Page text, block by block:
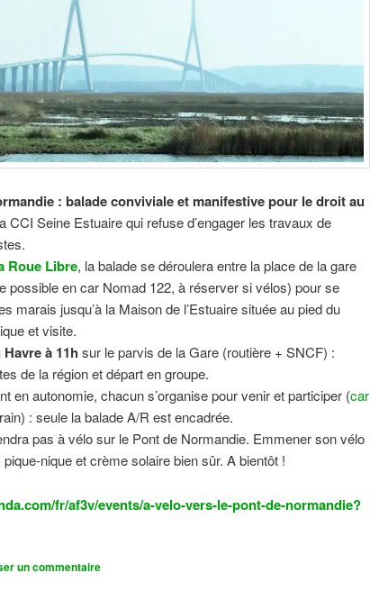
: balade conviviale et manifestivepour le droit au
CCI Seine Estuaire qui refuse d’engager les travaux de
Roue Libre, la balade se déroulera entre la place de la gare
possible en car Nomad 122, à réserver si vélos) pour se
marais jusqu’à la Maison de l’Estuaire située au pied du
et visite.
à 11h sur le parvis de la Gare (routière + SNCF) :
de la région et départ en groupe.
en autonomie, chacun s’organise pour venir et participer (car
: seule la balade A/R est encadrée.
pas à vélo sur le Pont de Normandie. Emmener son vélo
nique et crème solaire bien sûr. A bientôt !
fr/af3v/events/a-velo-vers-le-pont-de-normandie?
un commentaire